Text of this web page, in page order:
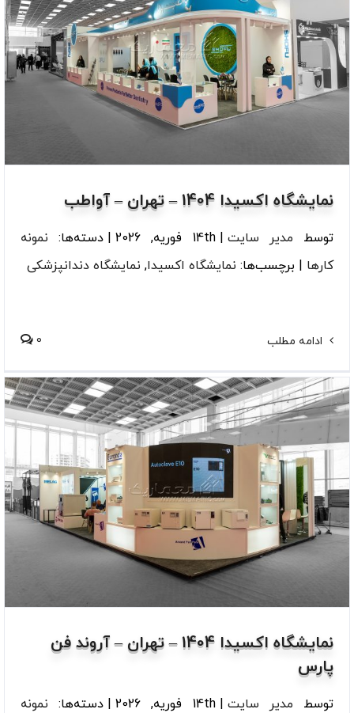
نمایشگاه اکسیدا 1404 – تهران – آواطب
توسط مدیر سایت | 14th فوریه, 2026 | دسته‌ها: نمونه
کارها | برچسب‌ها: نمایشگاه اکسیدا, نمایشگاه دندانپزشکی
ادامه مطلب 0
نمایشگاه اکسیدا 1404 – تهران – آروند فن
پارس
توسط مدیر سایت 14th فوریه, 2026 دسته‌ها: نمونه